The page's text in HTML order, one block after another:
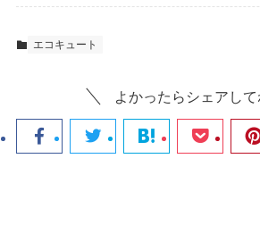
エコキュート
よかったらシェアして